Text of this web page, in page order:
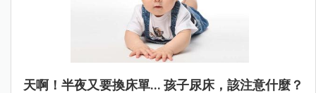
天啊！半夜又要換床單... 孩子尿床，該注意什麼？